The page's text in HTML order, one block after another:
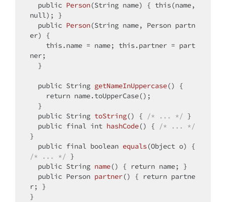
public Person(String name) { this
null); }
public Person(String name, Person partn
er)
{
this.name = name; this.partner = part
ner;
public String getNameInUppercase()
{
return name.toUpperCase();
public String toString() { /* ... */ }
public final int hashCode() {
/* ... */
}
public final boolean equals(Object o)
/* ... */ }
public String name() { return name; }
public Person partner() { return partne
r; }
}